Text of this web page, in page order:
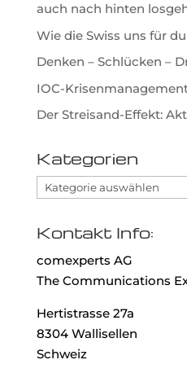
auch nach hinten
Wie die Swiss uns für
Denken – Schlücken –
IOC-
Der Streisand-Effekt:
Kategorien
Kategorien
Kontakt Info:
comexperts AG
The Communications
Hertistrasse 27a
8304 Wallisellen
Schweiz